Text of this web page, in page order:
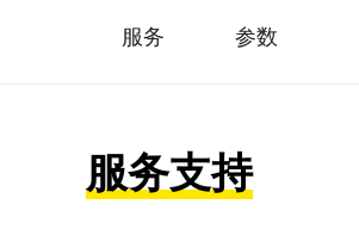
服务 参数
服务支持